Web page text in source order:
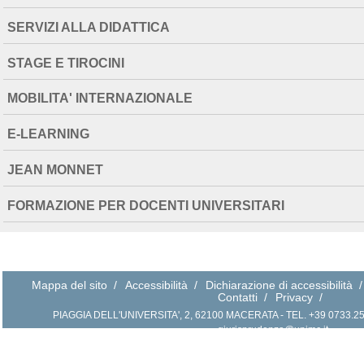
SERVIZI ALLA DIDATTICA
STAGE E TIROCINI
MOBILITA' INTERNAZIONALE
E-LEARNING
JEAN MONNET
FORMAZIONE PER DOCENTI UNIVERSITARI
Mappa del sito / Accessibilità / Dichiarazione di accessibilità /
Contatti / Privacy /
PIAGGIA DELL'UNIVERSITA', 2, 62100 MACERATA - TEL. +39
giurisprudenza@unimc.it